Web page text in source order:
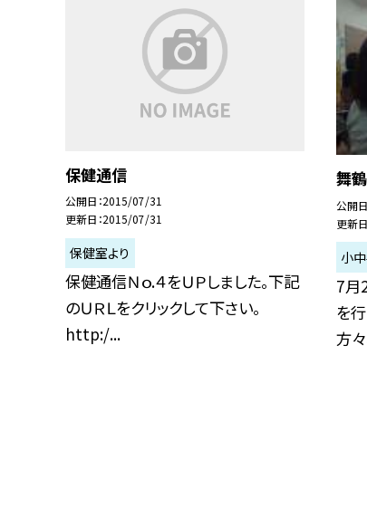
保健通信
公開日 2015/07/31
更新日 2015/07/31
保健室より
保健通信Ｎｏ.４をＵＰしました。下記
のＵＲＬをクリックして下さい。
http:/...
舞
公開日
更新日
小
7月
を
方